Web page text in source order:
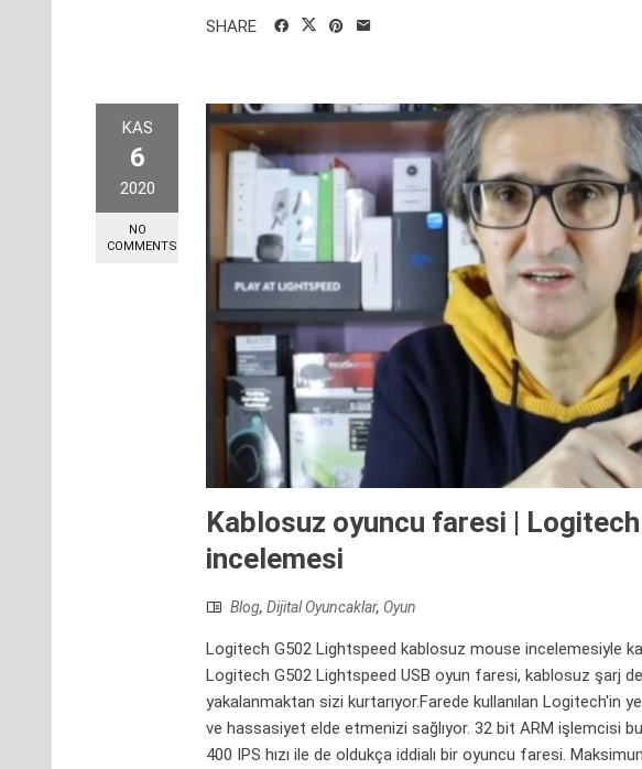
SHARE
KAS
6
2020
NO
COMMENTS
Kablosuz oyuncu faresi |
incelemesi
Blog, Dijital Oyuncaklar, Oyun
Logitech G502 Lightspeed kablosuz mouse incelemesiyle
Logitech G502 Lightspeed USB oyun faresi, kablosuz şarj
yakalanmaktan sizi kurtarıyor.Farede kullanılan Logitech'in
ve hassasiyet elde etmenizi sağlıyor. 32 bit ARM işlemcisi
400 IPS hızı ile de oldukça iddialı bir oyuncu faresi.